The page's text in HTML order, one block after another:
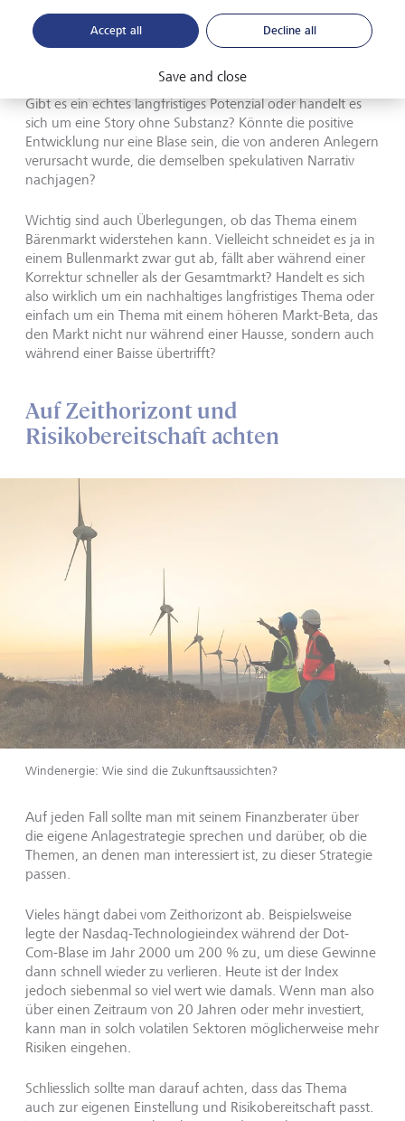
überschaubaren Schuldenstand und einem starken
Gewinnwachstumspotenzial setzen.
Ebenso sollte man für sich folgende Fragen beantworten:
Gibt es ein echtes langfristiges Potenzial oder handelt es
sich um eine Story ohne Substanz? Könnte die positive
Entwicklung nur eine Blase sein, die von anderen Anlegern
verursacht wurde, die demselben spekulativen Narrativ
nachjagen?
Wichtig sind auch Überlegungen, ob das Thema einem
Bärenmarkt widerstehen kann. Vielleicht schneidet es ja in
einem Bullenmarkt zwar gut ab, fällt aber während einer
Korrektur schneller als der Gesamtmarkt? Handelt es sich
also wirklich um ein nachhaltiges langfristiges Thema oder
einfach um ein Thema mit einem höheren Markt-Beta, das
den Markt nicht nur während einer Hausse, sondern auch
während einer Baisse übertrifft?
Auf Zeithorizont und
Risikobereitschaft achten
Windenergie: Wie sind die Zukunftsaussichten?
Auf jeden Fall sollte man mit seinem Finanzberater über
die eigene Anlagestrategie sprechen und darüber, ob die
Themen, an denen man interessiert ist, zu dieser Strategie
passen.
Vieles hängt dabei vom Zeithorizont ab. Beispielsweise
legte der Nasdaq-Technologieindex während der Dot-
Com-Blase im Jahr 2000 um 200 % zu, um diese Gewinne
dann schnell wieder zu verlieren. Heute ist der Index
jedoch siebenmal so viel wert wie damals. Wenn man also
über einen Zeitraum von 20 Jahren oder mehr investiert,
kann man in solch volatilen Sektoren möglicherweise mehr
Risiken eingehen.
Schliesslich sollte man darauf achten, dass das Thema
auch zur eigenen Einstellung und Risikobereitschaft passt.
Accept all Decline all
Save and close